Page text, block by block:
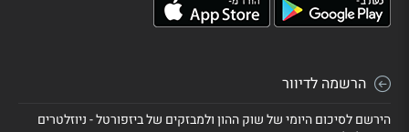
הרשמה לדיוור
הירשם לסיכום היומי של שוק ההון ולמבזקים של ביזפורטל - ניוזלטרים